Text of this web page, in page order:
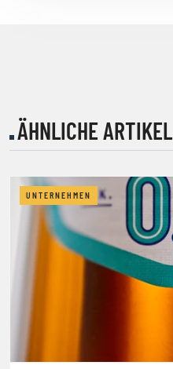
ÄHNLICHE ARTIKEL
UNTERNEHMEN